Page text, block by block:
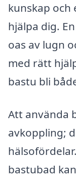
kunskap
hjälpa dig.
oas av lugn
med rätt
bastu bli
Att använda
avkoppling;
bastubad